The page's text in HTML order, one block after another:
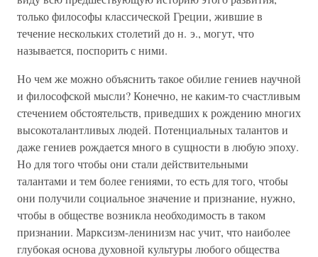
только философы классической Греции, жившие в
течение нескольких столетий до н. э., могут, что
называется, поспорить с ними.
Но чем же можно объяснить такое обилие гениев научной
и философской мысли? Конечно, не каким-то счастливым
стечением обстоятельств, приведших к рождению многих
высокоталантливых людей. Потенциальных талантов и
даже гениев рождается много в сущности в любую эпоху.
Но для того чтобы они стали действительными
талантами и тем более гениями, то есть для того, чтобы
они получили социальное значение и признание, нужно,
чтобы в обществе возникла необходимость в таком
признании. Марксизм-ленинизм нас учит, что наиболее
глубокая основа духовной культуры любого общества